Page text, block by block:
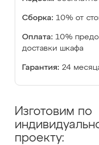
Сборка: 10% от
Оплата: 10%
доставки шкафа
Гарантия: 24
Изготовим по
проекту: